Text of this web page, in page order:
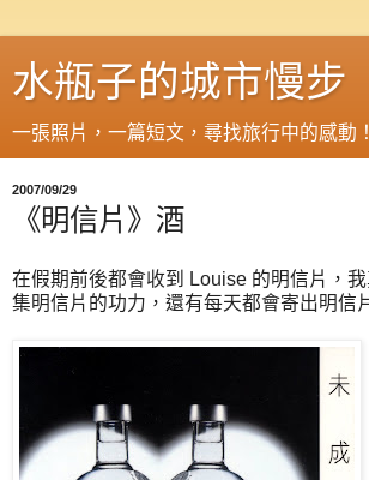
水瓶子的城市慢步
一張照片，一篇短文，尋找旅行中的感動！
2007/09/29
《明信片》酒
在假期前後都會收到 Louise 的明信片，
集明信片的功力，還有每天都會寄出明信